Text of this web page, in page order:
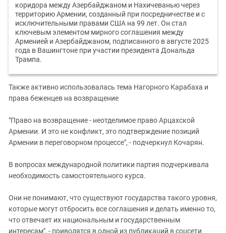
коридора между Азербайджаном и Нахичеванью через
территорию Армении, созданный при посредничестве и с
исключительными правами США на 99 лет. Он стал
ключевым элементом мирного соглашения между
Арменией и Азербайджаном, подписанного в августе 2025
года в Вашингтоне при участии президента Дональда
Трампа.
Также активно использовалась тема Нагорного Карабаха и
права беженцев на возвращение
"Право на возвращение - неотделимое право Арцахской
Армении. И это не конфликт, это подтверждение позиций
Армении в переговорном процессе", - подчеркнул Кочарян.
В вопросах международной политики партия подчеркивала
необходимость самостоятельного курса.
Они не понимают, что существуют государства такого уровня,
которые могут отбросить все соглашения и делать именно то,
что отвечает их национальным и государственным
интересам", - приводятся в одной из публикаций в соцсети